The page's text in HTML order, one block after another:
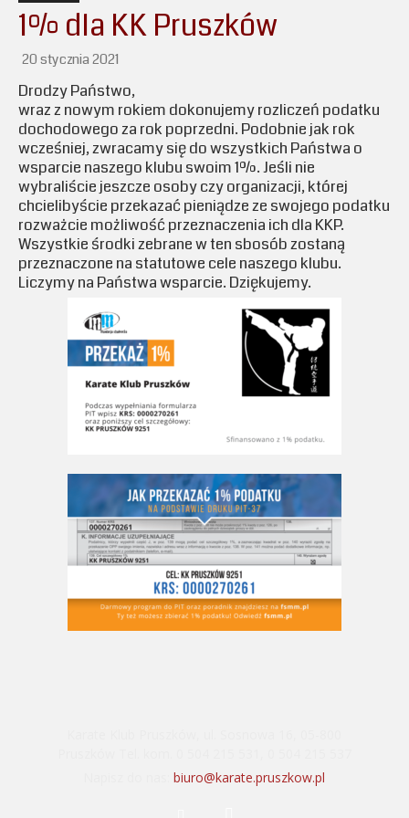
1% dla KK Pruszków
20 stycznia 2021
Drodzy Państwo,
wraz z nowym rokiem dokonujemy rozliczeń podatku
dochodowego za rok poprzedni. Podobnie jak rok
wcześniej, zwracamy się do wszystkich Państwa o
wsparcie naszego klubu swoim 1%. Jeśli nie
wybraliście jeszcze osoby czy organizacji, której
chcielibyście przekazać pieniądze ze swojego podatku
rozważcie możliwość przeznaczenia ich dla KKP.
Wszystkie środki zebrane w ten sbosób zostaną
przeznaczone na statutowe cele naszego klubu.
Liczymy na Państwa wsparcie. Dziękujemy.
Napisz do nas:biuro@karate.pruszkow.pl